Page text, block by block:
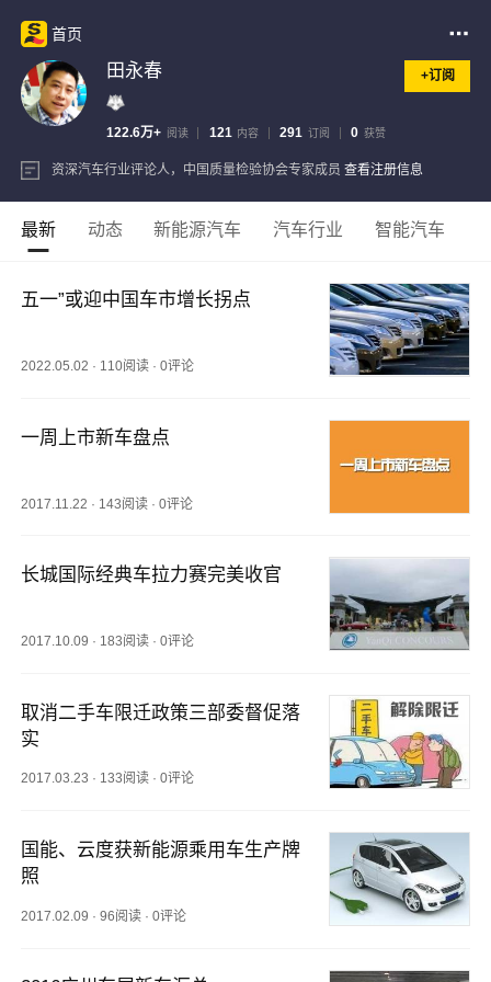
首页
田永春 +订阅
122.6万+ 阅读 121 内容 291 订阅 0 获赞
资深汽车行业评论人，中国质量检验协会专家成员 查看注册信息
最新 动态 新能源汽车 汽车行业 智能汽车
五一”或迎中国车市增长拐点
2022.05.02 · 110阅读 ·0评论
一周上市新车盘点
2017.11.22 · 143阅读 ·0评论
长城国际经典车拉力赛完美收官
2017.10.09 · 183阅读 ·0评论
取消二手车限迁政策三部委督促落
实
2017.03.23 · 133阅读 ·0评论
国能、云度获新能源乘用车生产牌
照
2017.02.09 ·96阅读 ·0评论